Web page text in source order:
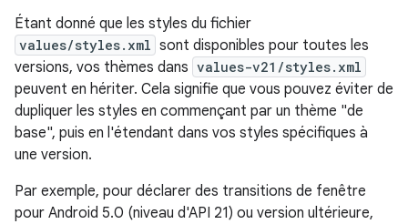
Étant donné que les styles du fichier
values/styles.xml sont disponibles pour toutes les
versions, vos thèmes dans values-v21/styles.xml
peuvent en hériter. Cela signifie que vous pouvez éviter de
dupliquer les styles en commençant par un thème "de
base", puis en l'étendant dans vos styles spécifiques à
une version.
Par exemple, pour déclarer des transitions de fenêtre
pour Android 5.0 (niveau d'API 21) ou version ultérieure,